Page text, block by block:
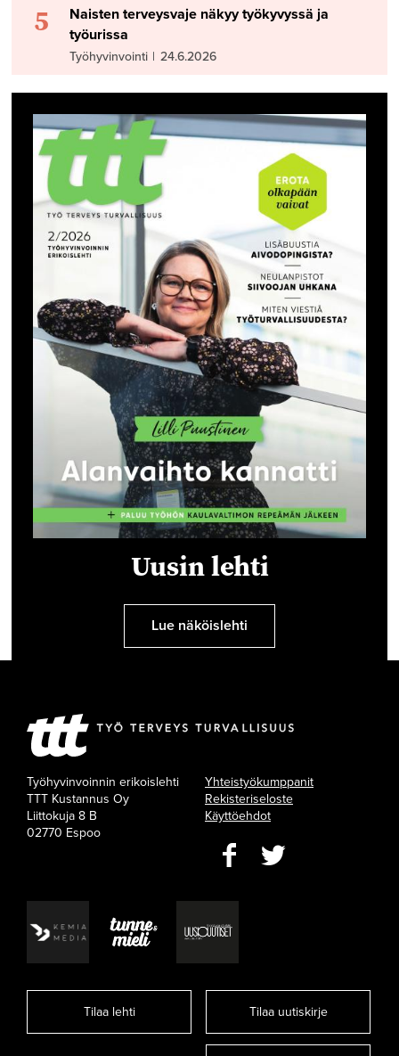
5
Naisten terveysvaje näkyy työkyvyssä ja
työurissa
Työhyvinvointi | 24.6.2026
Uusin lehti
Lue näköislehti
Työhyvinvoinnin erikoislehti
TTT Kustannus Oy
Liittokuja 8 B
02770 Espoo
Yhteistyökumppanit
Rekisteriseloste
Käyttöehdot
Tilaa lehti Tilaa uutiskirje